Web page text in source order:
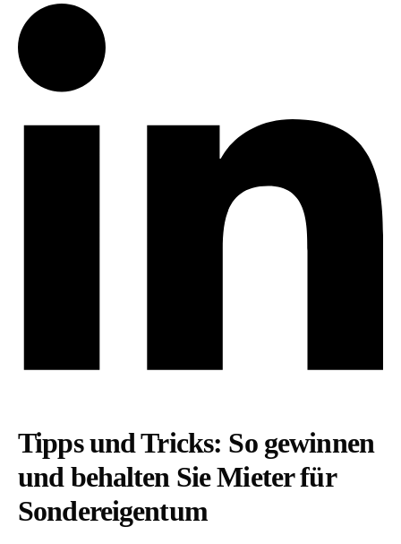
Tipps und Tricks: So gewinnen
und behalten Sie Mieter für
Sondereigentum